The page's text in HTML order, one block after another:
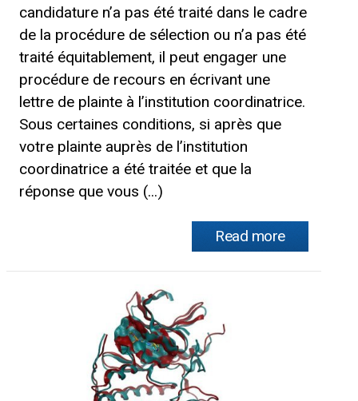
candidature n’a pas été traité dans le cadre
de la procédure de sélection ou n’a pas été
traité équitablement, il peut engager une
procédure de recours en écrivant une
lettre de plainte à l’institution coordinatrice.
Sous certaines conditions, si après que
votre plainte auprès de l’institution
coordinatrice a été traitée et que la
réponse que vous (...)
Read more